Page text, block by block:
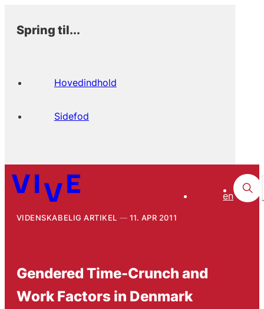
Spring til...
Hovedindhold
Sidefod
en
VIDENSKABELIG ARTIKEL 11. APR 2011
Gendered Time-Crunch and
Work Factors in Denmark